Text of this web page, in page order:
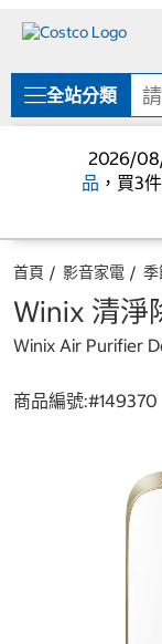
單
全站分類
2026/
品 ，買3
首頁 影音家電 季
Winix 清淨
Winix Air Purifier
商品編號:#149370